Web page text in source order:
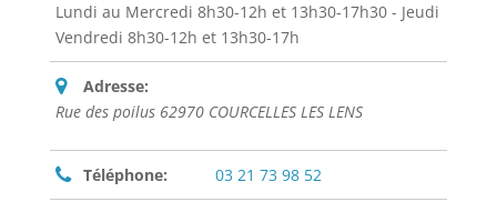
Lundi au Mercredi 8h30-12h et 13h30-17h30 - Jeudi
Vendredi 8h30-12h et 13h30-17h
Adresse:
Rue des poilus 62970 COURCELLES LES LENS
Téléphone: 03 21 73 98 52